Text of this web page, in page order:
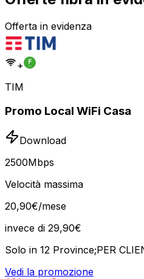
Offerta in evidenza
+
TIM
Promo Local WiFi Casa
Download
2500Mbps
Velocità massima
20,90€/mese
invece di 29,90€
Solo in 12 Province;PER
Vedi la promozione